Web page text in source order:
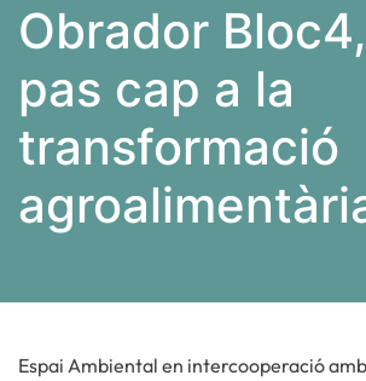
Obrador
pas cap a la
transformació
Espai Ambiental en intercooperació amb